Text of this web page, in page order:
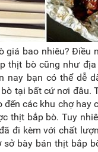
giá bao nhiêu? Điều
thịt bò cũng như
nay bạn có thể dễ
tại bất cứ nơi đâu.
đến các khu chợ hay
thịt bắp bò. Tuy
đi kèm với chất
sở bày bán thịt bắp